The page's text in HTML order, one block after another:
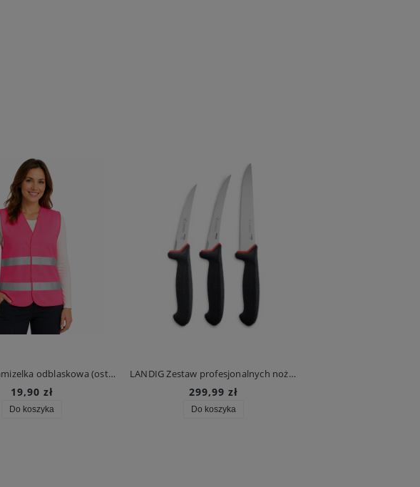
Portwest Kamizelka odblaskowa (ostrzegawcza) Iona, różowa
19,90 zł
Do koszyka
LANDIG Zestaw profesjonalnych noży Prime-Line do mięsa, czarne
299,99 zł
Do koszyka